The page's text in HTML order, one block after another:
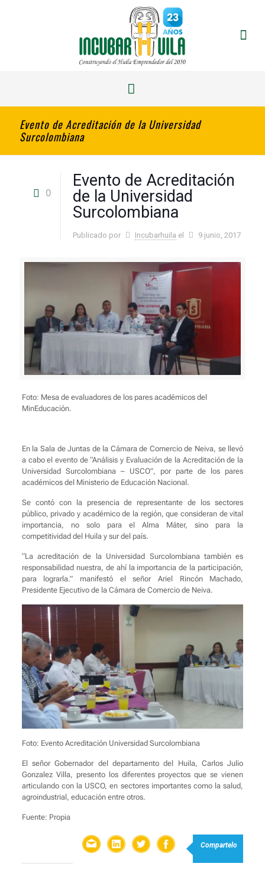
Evento de Acreditación de la Universidad
Surcolombiana
0
Evento de Acreditación
de la Universidad
Surcolombiana
Publicado por Incubarhuila el 9 junio, 2017
Foto: Mesa de evaluadores de los pares académicos del
MinEducación.
En la Sala de Juntas de la Cámara de Comercio de Neiva, se llevó
a cabo el evento de “Análisis y Evaluación de la Acreditación de la
Universidad Surcolombiana – USCO”, por parte de los pares
académicos del Ministerio de Educación Nacional.
Se contó con la presencia de representante de los sectores
público, privado y académico de la región, que consideran de vital
importancia, no solo para el Alma Máter, sino para la
competitividad del Huila y sur del país.
“La acreditación de la Universidad Surcolombiana también es
responsabilidad nuestra, de ahí la importancia de la participación,
para lograrla.” manifestó el señor Ariel Rincón Machado,
Presidente Ejecutivo de la Cámara de Comercio de Neiva.
Foto: Evento Acreditación Universidad Surcolombiana
El señor Gobernador del departamento del Huila, Carlos Julio
Gonzalez Villa, presento los diferentes proyectos que se vienen
articulando con la USCO, en sectores importantes como la salud,
agroindustrial, educación entre otros.
Fuente: Propia
Compartelo